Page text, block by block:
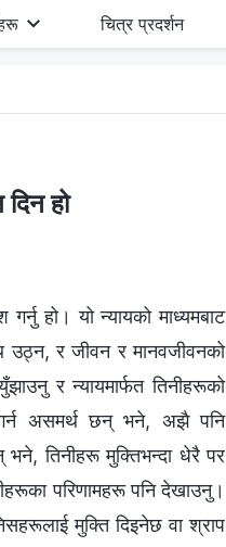
चित्र प्रदर्शन
हो
हो। यो न्यायको माध्यमबाट
उठ्न, र जीवन र मानवजीवनको
र न्यायमार्फत तिनीहरूको
गर्न असमर्थ छन् भने, अझै पनि
तिनीहरू मुक्तिभन्दा धेरै पर
परिणामहरू पनि देखाउनु।
मुक्ति दिइनेछ वा श्राप